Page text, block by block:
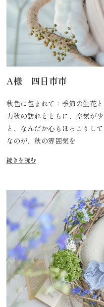
A様 四日市市
秋色に包まれて：季節の生花
力秋の訪れとともに、空気が
と、なんだか心もほっこりし
なのが、秋の雰囲気を
続きを読む